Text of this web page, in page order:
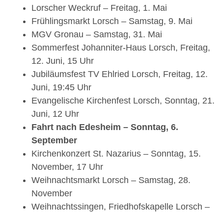
Lorscher Weckruf – Freitag, 1. Mai
Frühlingsmarkt Lorsch – Samstag, 9. Mai
MGV Gronau – Samstag, 31. Mai
Sommerfest Johanniter-Haus Lorsch, Freitag,
12. Juni, 15 Uhr
Jubiläumsfest TV Ehlried Lorsch, Freitag, 12.
Juni, 19:45 Uhr
Evangelische Kirchenfest Lorsch, Sonntag, 21.
Juni, 12 Uhr
Fahrt nach Edesheim – Sonntag, 6.
September
Kirchenkonzert St. Nazarius – Sonntag, 15.
November, 17 Uhr
Weihnachtsmarkt Lorsch – Samstag, 28.
November
Weihnachtssingen, Friedhofskapelle Lorsch –